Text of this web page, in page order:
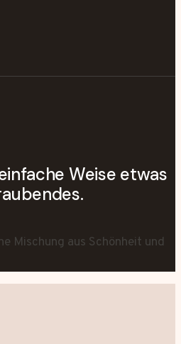
Weise etwas
Mischung aus Schönheit und